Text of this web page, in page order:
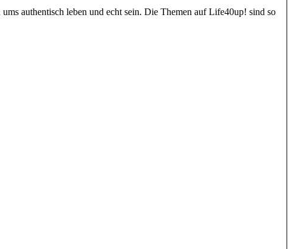
authentisch leben und echt sein. Die Themen auf Life40up! sind so